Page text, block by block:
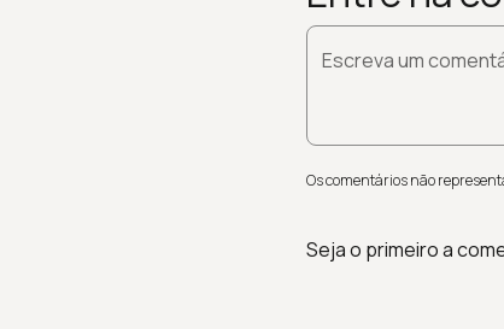
Escreva um
Os comentários não
Seja o primeiro a